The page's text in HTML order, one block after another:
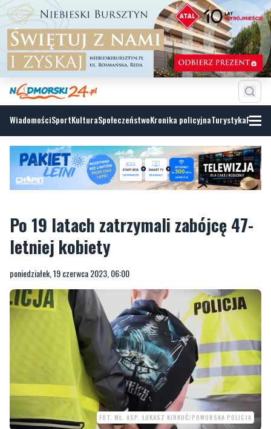
WiadomościSportKulturaSpołeczeństwoKronika policyjnaTurystyka
Po 19 latach zatrzymali zabójcę 47-
letniej kobiety
poniedziałek, 19 czerwca 2023, 06:00
FOT. MŁ. ASP. ŁUKASZ KIRKUĆ/POMORSKA POLICJA